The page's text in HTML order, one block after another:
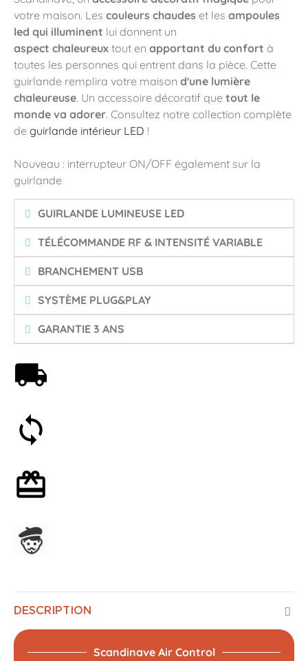
votre maison. Les couleurs chaudes et les ampoules
led qui illuminent lui donnent un
aspect chaleureux tout en apportant du confort à
toutes les personnes qui entrent dans la pièce. Cette
guirlande remplira votre maison d'une lumière
chaleureuse. Un accessoire décoratif que tout le
monde va adorer. Consultez notre collection complète
de guirlande intérieur LED !
Nouveau : interrupteur ON/OFF également sur la
guirlande
GUIRLANDE LUMINEUSE LED
TÉLÉCOMMANDE RF & INTENSITÉ VARIABLE
BRANCHEMENT USB
SYSTÈME PLUG&PLAY
GARANTIE 3 ANS
DESCRIPTION
Scandinave Air Control